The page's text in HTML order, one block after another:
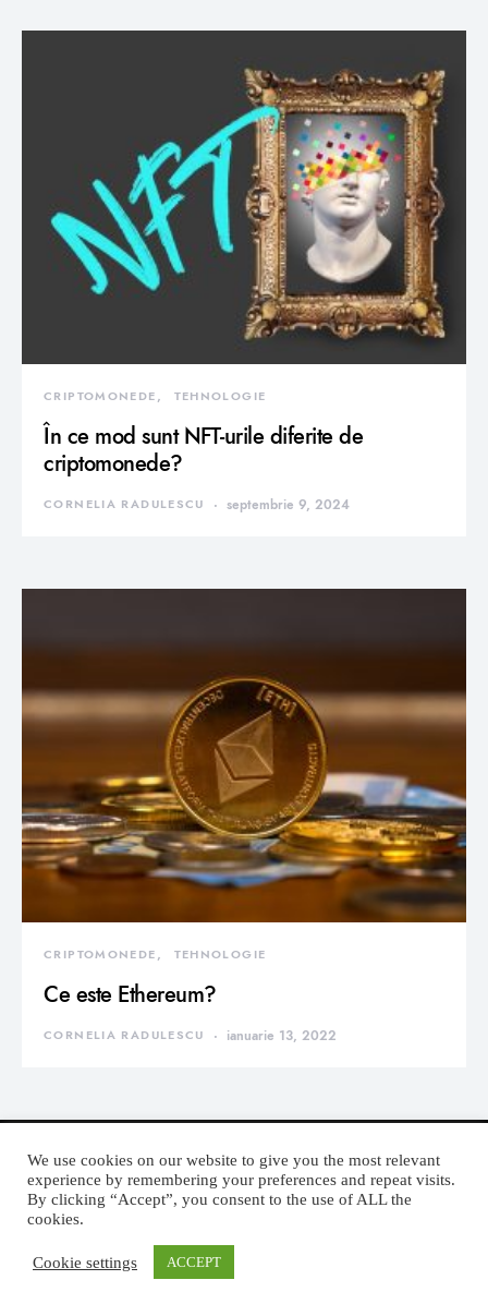
CRIPTOMONEDE TEHNOLOGIE
În ce mod sunt NFT-urile diferite de
criptomonede?
CORNELIA RADULESCU septembrie 9, 2024
CRIPTOMONEDE TEHNOLOGIE
Ce este Ethereum?
CORNELIA RADULESCU ianuarie 13, 2022
DEVORATOR MONDEN
We use cookies on our website to give you the most relevant
experience by remembering your preferences and repeat visits.
By clicking “Accept”, you consent to the use of ALL the
cookies.
Cookie settings ACCEPT